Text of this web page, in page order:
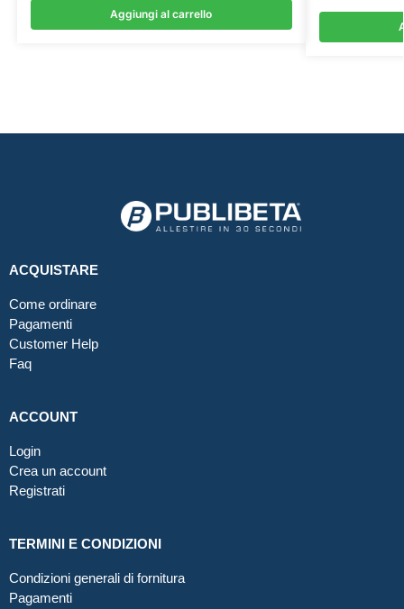
Aggiungi al carrello
ACQUISTARE
Come ordinare
Pagamenti
Customer Help
Faq
ACCOUNT
Login
Crea un account
Registrati
TERMINI E CONDIZIONI
Condizioni generali di fornitura
Pagamenti